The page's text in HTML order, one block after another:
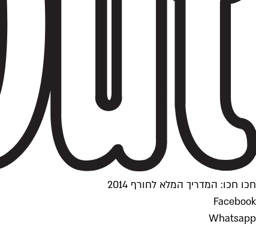
חכו חכו: המדריך המלא לחורף 2014
Facebook
Whatsapp